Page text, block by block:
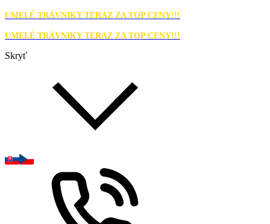
UMELÉ TRÁVNIKY TERAZ ZA TOP CENY!!!
UMELÉ TRÁVNIKY TERAZ ZA TOP CENY!!!
Skryť